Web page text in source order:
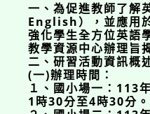
一、為促進教師了解
English），並應用
強化學生全方位英語
教學資源中心辦理旨
二、研習活動資訊概
(一)辦理時間：
１、國小場一：113
1時30分至4時30分。